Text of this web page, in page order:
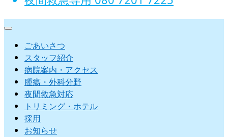
ごあいさつ
スタッフ紹介
病院案内・アクセス
腫瘍・外科分野
夜間救急対応
トリミング・ホテル
採用
お知らせ